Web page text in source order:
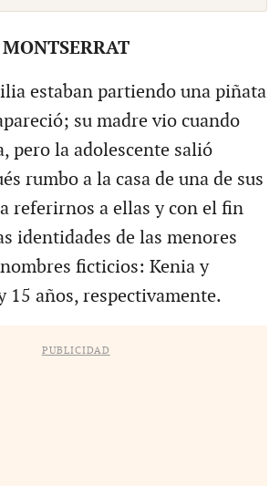
estaban partiendo una piñata
su madre vio cuando
pero la adolescente salió
rumbo a la casa de una de sus
referirnos a ellas y con el fin
identidades de las menores
ficticios: Kenia y
15 años, respectivamente.
PUBLICIDAD